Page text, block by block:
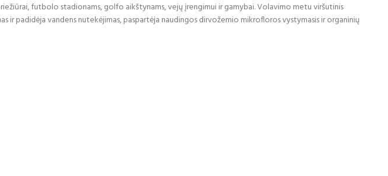
futbolo stadionams, golfo aikštynams, vejų įrengimui ir gamybai. Volavimo metu viršutinis
ir padidėja vandens nutekėjimas, paspartėja naudingos dirvožemio mikrofloros vystymasis ir organinių